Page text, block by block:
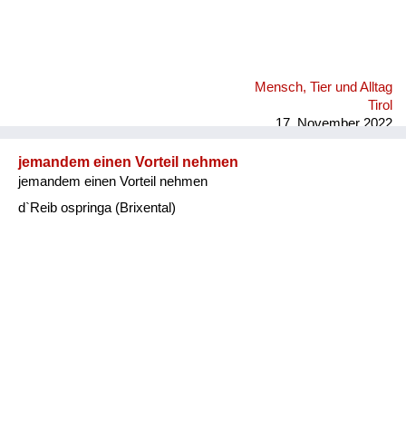
Mensch, Tier und Alltag
Tirol
17. November 2022
jemandem einen Vorteil nehmen
jemandem einen Vorteil nehmen
d`Reib ospringa (Brixental)